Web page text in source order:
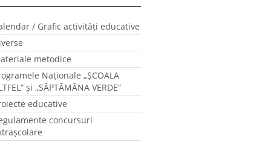
/ Grafic activităţi educative
metodice
Naţionale „ŞCOALA
și „SĂPTĂMÂNA VERDE”
educative
concursuri